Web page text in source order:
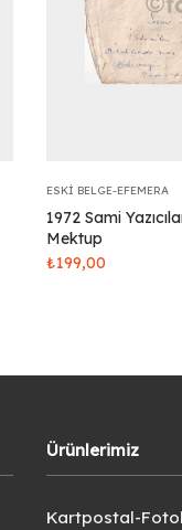
ESKI BELGE-EFEMERA
1972 Sami
Mektup
₺199,00
Ürünlerimiz
Kartpostal-